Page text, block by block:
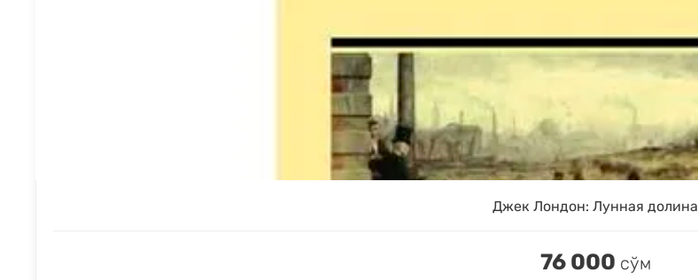
Джек Лондон: Лунная долина
76 000 сўм